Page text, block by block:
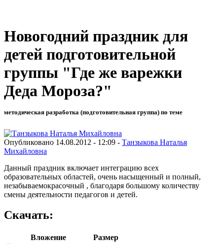
Новогодний праздник для
детей подготовительной
группы "Где же варежки
Деда Мороза?"
методическая разработка (подготовительная группа) по теме
Опубликовано 14.08.2012 - 12:09 - Танзыкова Наталья
Михайловна
Данный праздник включает интеграцию всех
образовательных областей, очень насыщенный и полный,
незабываемокрасочный , благодаря большому количеству
смены деятельности педагогов и детей.
Скачать:
Вложение
Размер